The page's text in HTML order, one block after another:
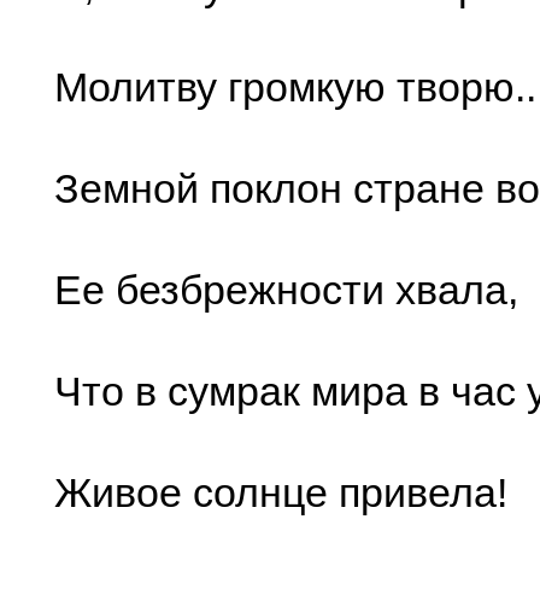
Молитву громкую
Земной поклон стране
Ее безбрежности хвала,
Что в сумрак мира в час
Живое солнце привела!